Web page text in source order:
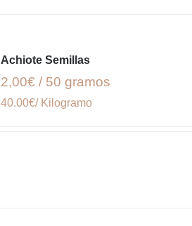
Achiote Semillas
2,00€ / 50 gramos
40.00€/ Kilogramo